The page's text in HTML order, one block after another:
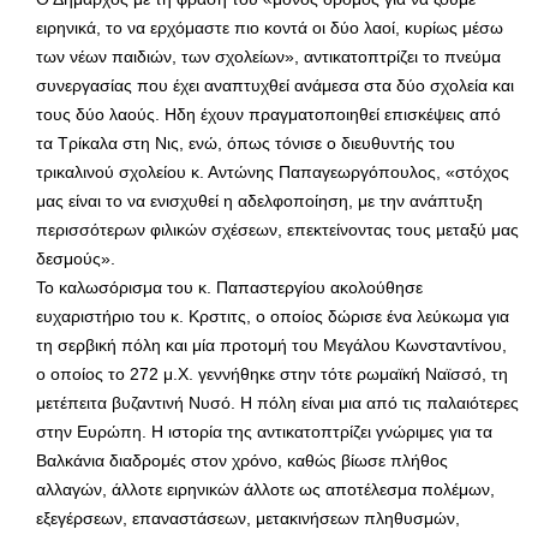
ειρηνικά, το να ερχόμαστε πιο κοντά οι δύο λαοί, κυρίως μέσω
των νέων παιδιών, των σχολείων», αντικατοπτρίζει το πνεύμα
συνεργασίας που έχει αναπτυχθεί ανάμεσα στα δύο σχολεία και
τους δύο λαούς. Ηδη έχουν πραγματοποιηθεί επισκέψεις από
τα Τρίκαλα στη Νις, ενώ, όπως τόνισε ο διευθυντής του
τρικαλινού σχολείου κ. Αντώνης Παπαγεωργόπουλος, «στόχος
μας είναι το να ενισχυθεί η αδελφοποίηση, με την ανάπτυξη
περισσότερων φιλικών σχέσεων, επεκτείνοντας τους μεταξύ μας
δεσμούς».
Το καλωσόρισμα του κ. Παπαστεργίου ακολούθησε
ευχαριστήριο του κ. Κρστιτς, ο οποίος δώρισε ένα λεύκωμα για
τη σερβική πόλη και μία προτομή του Μεγάλου Κωνσταντίνου,
ο οποίος το 272 μ.Χ. γεννήθηκε στην τότε ρωμαϊκή Ναϊσσό, τη
μετέπειτα βυζαντινή Νυσό. Η πόλη είναι μια από τις παλαιότερες
στην Ευρώπη. Η ιστορία της αντικατοπτρίζει γνώριμες για τα
Βαλκάνια διαδρομές στον χρόνο, καθώς βίωσε πλήθος
αλλαγών, άλλοτε ειρηνικών άλλοτε ως αποτέλεσμα πολέμων,
εξεγέρσεων, επαναστάσεων, μετακινήσεων πληθυσμών,